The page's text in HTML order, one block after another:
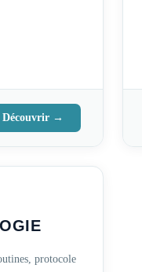
Découvrir →
protocole